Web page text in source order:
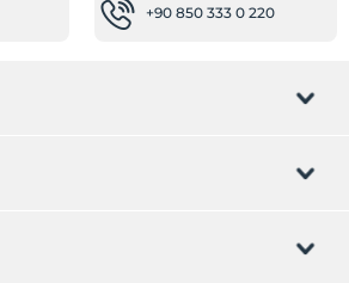
+90 850 333 0 220